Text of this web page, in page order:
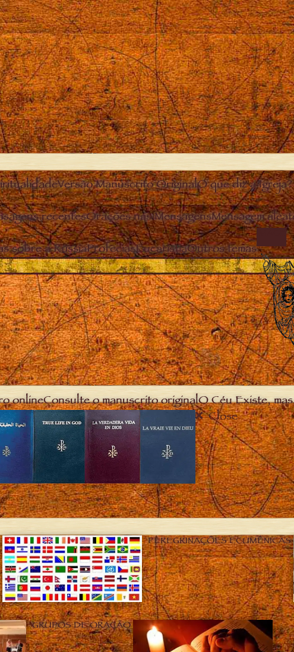
Versão Manuscrito OriginalO que diz a Igreja?
recentesOrações nas MensagensMensagem
sobre a RússiaProfeciasEucaristiaOutros temas
onlineConsulte o manuscrito originalO Céu Existe,
Close
PEREGRINAÇÕES ECUMÊNICAS
GRUPOS DE ORAÇÃO